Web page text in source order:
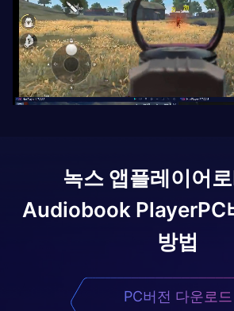
녹스 앱플레이어로
Audiobook PlayerPC
방법
PC버전 다운로드